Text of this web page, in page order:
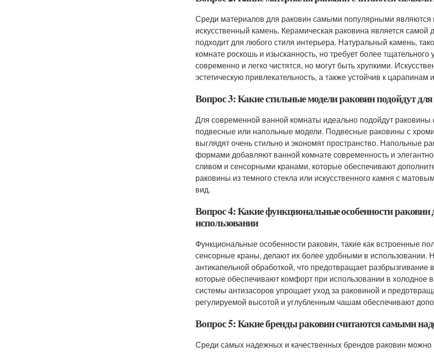
Среди материалов для раковин самыми популярными являются
искусственный камень. Керамическая раковина является самой
подходит для любого стиля интерьера. Натуральный камень,
комнате роскошь и изысканность, но требует более
современно и легко чистятся, но могут быть хрупкими.
эстетическую привлекательность, а также устойчив к царапинам
Вопрос 3: Какие стильные модели раковин подойдут
Для современной ванной комнаты идеально подойдут раковины
подвесные или напольные модели. Подвесные раковины с
выглядят очень стильно и экономят пространство. Напольные
формами добавляют ванной комнате современность и
сливом и сенсорными кранами, которые обеспечивают
раковины из темного стекла или искусственного камня с
вид.
Вопрос 4: Какие функциональные особенности
использовании
Функциональные особенности раковин, такие как встроенные
сенсорные краны, делают их более удобными в
антикапельной обработкой, что предотвращает
которые обеспечивают комфорт при использовании в холодное
системы антизасоров упрощает уход за раковиной и
регулируемой высотой и углубленным чашам обеспечивают
Вопрос 5: Какие бренды раковин считаются самыми
Среди самых надежных и качественных брендов раковин можно